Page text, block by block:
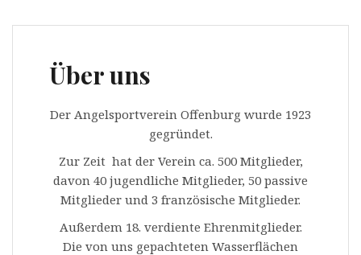
Über uns
Der Angelsportverein Offenburg wurde 1923
gegründet.
Zur Zeit hat der Verein ca. 500 Mitglieder,
davon 40 jugendliche Mitglieder, 50 passive
Mitglieder und 3 französische Mitglieder.
Außerdem 18. verdiente Ehrenmitglieder.
Die von uns gepachteten Wasserflächen